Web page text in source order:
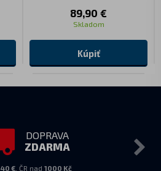
89,90 €
Skladom
Kúpiť
DOPRAVA
ZDARMA
40 €, ČR nad 1000 Kč